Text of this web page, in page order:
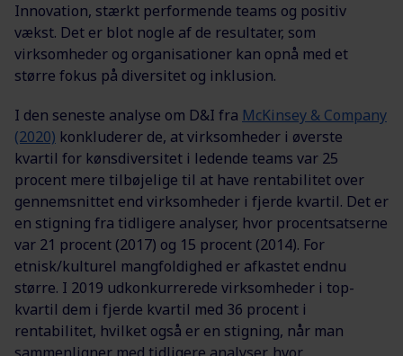
Innovation, stærkt performende teams og positiv
vækst. Det er blot nogle af de resultater, som
virksomheder og organisationer kan opnå med et
større fokus på diversitet og inklusion.
I den seneste analyse om D&I fra McKinsey & Company
(2020) konkluderer de, at virksomheder i øverste
kvartil for kønsdiversitet i ledende teams var 25
procent mere tilbøjelige til at have rentabilitet over
gennemsnittet end virksomheder i fjerde kvartil. Det er
en stigning fra tidligere analyser, hvor procentsatserne
var 21 procent (2017) og 15 procent (2014). For
etnisk/kulturel mangfoldighed er afkastet endnu
større. I 2019 udkonkurrerede virksomheder i top-
kvartil dem i fjerde kvartil med 36 procent i
rentabilitet, hvilket også er en stigning, når man